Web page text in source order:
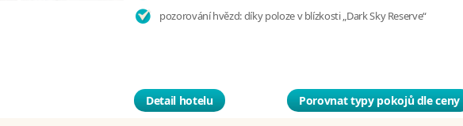
pozorování hvězd: díky poloze v blízkosti „Dark Sky Reserve“
Detail hotelu Porovnat typy pokojů dle ceny